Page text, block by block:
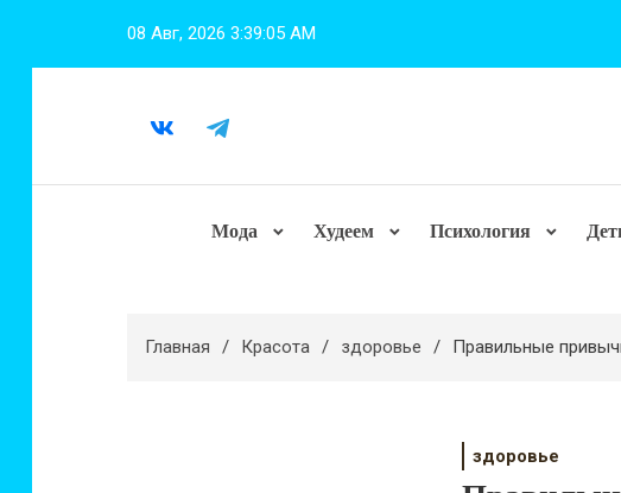
08 Авг, 2026 3:39:06 AM
Мода Худеем Психология
Главная Красота здоровье Правильные
здоровье